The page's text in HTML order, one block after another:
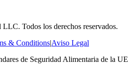
Todos los derechos reservados.
& ConditionsAviso Legal
de Seguridad Alimentaria de la UE